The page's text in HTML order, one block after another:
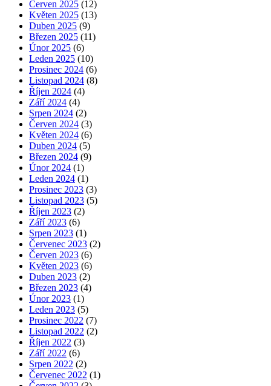
Červen 2025 (12)
Květen 2025 (13)
Duben 2025 (9)
Březen 2025 (11)
Únor 2025 (6)
Leden 2025 (10)
Prosinec 2024 (6)
Listopad 2024 (8)
Říjen 2024 (4)
Září 2024 (4)
Srpen 2024 (2)
Červen 2024 (3)
Květen 2024 (6)
Duben 2024 (5)
Březen 2024 (9)
Únor 2024 (1)
Leden 2024 (1)
Prosinec 2023 (3)
Listopad 2023 (5)
Říjen 2023 (2)
Září 2023 (6)
Srpen 2023 (1)
Červenec 2023 (2)
Červen 2023 (6)
Květen 2023 (6)
Duben 2023 (2)
Březen 2023 (4)
Únor 2023 (1)
Leden 2023 (5)
Prosinec 2022 (7)
Listopad 2022 (2)
Říjen 2022 (3)
Září 2022 (6)
Srpen 2022 (2)
Červenec 2022 (1)